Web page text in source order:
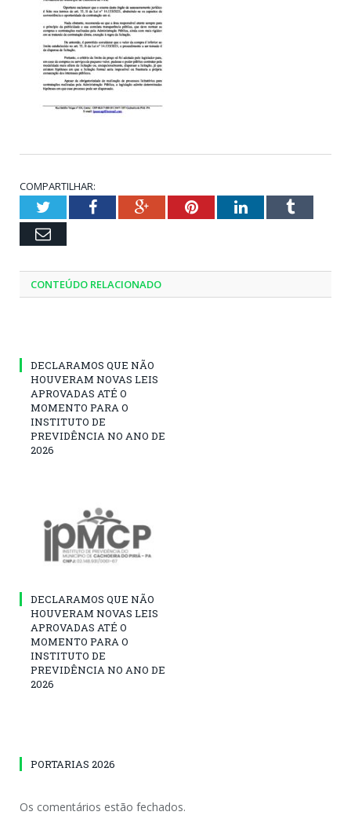
COMPARTILHAR:
TwitterFacebookGoogle+PinterestLinkedInTumblr
Email
CONTEÚDO RELACIONADO
DECLARAMOS QUE NÃO
HOUVERAM NOVAS LEIS
APROVADAS ATÉ O
MOMENTO PARA O
INSTITUTO DE
PREVIDÊNCIA NO ANO DE
2026
DECLARAMOS QUE NÃO
HOUVERAM NOVAS LEIS
APROVADAS ATÉ O
MOMENTO PARA O
INSTITUTO DE
PREVIDÊNCIA NO ANO DE
2026
PORTARIAS 2026
Os comentários estão fechados.